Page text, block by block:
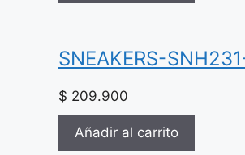
SNEAKERS-
$ 209.900
Añadir al carrito